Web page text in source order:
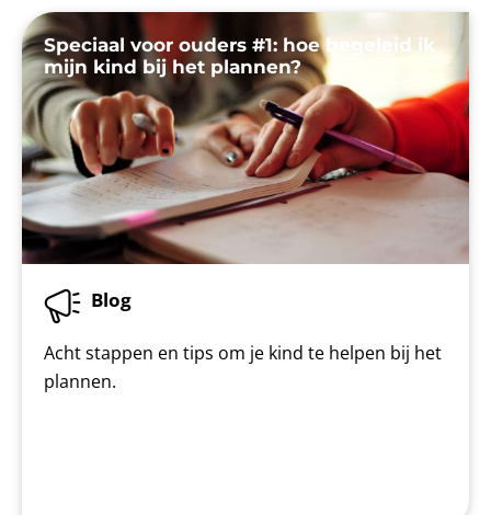
Speciaal voor ouders #1: hoe begeleid ik
mijn kind bij het plannen?
Blog
Acht stappen en tips om je kind te helpen bij het
plannen.